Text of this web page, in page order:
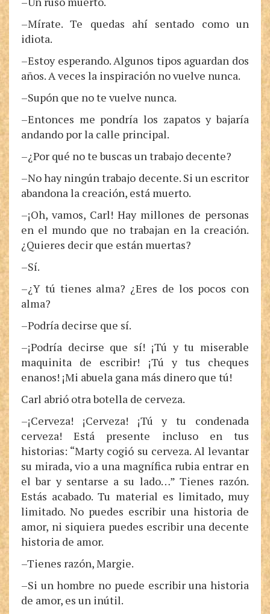
–Mírate. Te quedas ahí sentado como un
idiota.
–Estoy esperando. Algunos tipos aguardan dos
años. A veces la inspiración no vuelve nunca.
–Supón que no te vuelve nunca.
–Entonces me pondría los zapatos y bajaría
andando por la calle principal.
–¿Por qué no te buscas un trabajo decente?
–No hay ningún trabajo decente. Si un escritor
abandona la creación, está muerto.
–¡Oh, vamos, Carl! Hay millones de personas
en el mundo que no trabajan en la creación.
¿Quieres decir que están muertas?
–Sí.
–¿Y tú tienes alma? ¿Eres de los pocos con
alma?
–Podría decirse que sí.
–¡Podría decirse que sí! ¡Tú y tu miserable
maquinita de escribir! ¡Tú y tus cheques
enanos! ¡Mi abuela gana más dinero que tú!
Carl abrió otra botella de cerveza.
–¡Cerveza! ¡Cerveza! ¡Tú y tu condenada
cerveza! Está presente incluso en tus
historias: “Marty cogió su cerveza. Al levantar
su mirada, vio a una magnífica rubia entrar en
el bar y sentarse a su lado…” Tienes razón.
Estás acabado. Tu material es limitado, muy
limitado. No puedes escribir una historia de
amor, ni siquiera puedes escribir una decente
historia de amor.
–Tienes razón, Margie.
–Si un hombre no puede escribir una historia
de amor, es un inútil.